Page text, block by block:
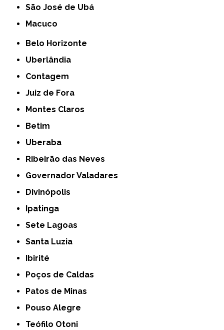
São José de Ubá
Macuco
Belo Horizonte
Uberlândia
Contagem
Juiz de Fora
Montes Claros
Betim
Uberaba
Ribeirão das Neves
Governador Valadares
Divinópolis
Ipatinga
Sete Lagoas
Santa Luzia
Ibirité
Poços de Caldas
Patos de Minas
Pouso Alegre
Teófilo Otoni